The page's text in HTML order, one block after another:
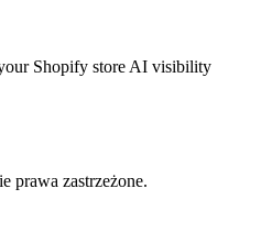
Shopify store AI visibility
prawa zastrzeżone.